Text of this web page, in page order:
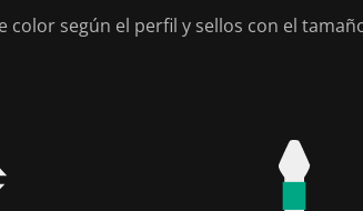
color según el perfil y sellos con el